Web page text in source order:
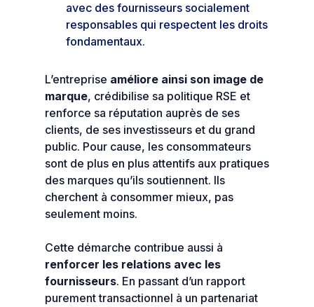
avec des fournisseurs socialement
responsables qui respectent les droits
fondamentaux.
L’entreprise améliore ainsi son image de
marque, crédibilise sa politique RSE et
renforce sa réputation auprès de ses
clients, de ses investisseurs et du grand
public. Pour cause, les consommateurs
sont de plus en plus attentifs aux pratiques
des marques qu’ils soutiennent. Ils
cherchent à consommer mieux, pas
seulement moins.
Cette démarche contribue aussi à
renforcer les relations avec les
fournisseurs. En passant d’un rapport
purement transactionnel à un partenariat